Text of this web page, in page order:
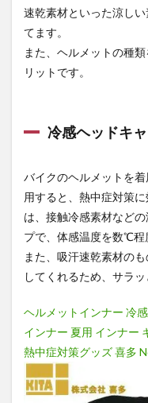
速乾素材といった涼し
てます。
また、ヘルメットの種
リットです。
冷感ヘッドキ
バイクのヘルメットを
用すると、熱中症対策
は、接触冷感素材など
プで、体感温度を数℃程
また、吸汗速乾素材の
してくれるため、サラッ
ヘルメットインナー 冷
インナー 夏用 インナー
熱中症対策グッズ 喜多